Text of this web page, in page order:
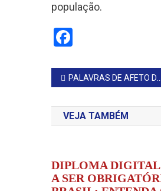
população.
Navegação
de
Post
PALAVRAS DE AFETO DE KAL PARA O PADRE
VEJA TAMBÉM
DIPLOMA DIGITAL
A SER